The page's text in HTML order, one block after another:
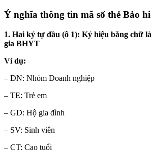
Ý nghĩa thông tin mã số thẻ Bảo
1. Hai ký tự đầu (ô 1): Ký hiệu bằng chữ
gia BHYT
Ví dụ:
– DN: Nhóm Doanh nghiệp
– TE: Trẻ em
– GD: Hộ gia đình
– SV: Sinh viên
– CT: Cao tuổi